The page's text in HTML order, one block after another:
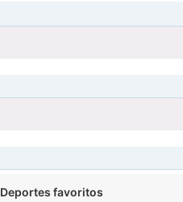
Deportes favoritos